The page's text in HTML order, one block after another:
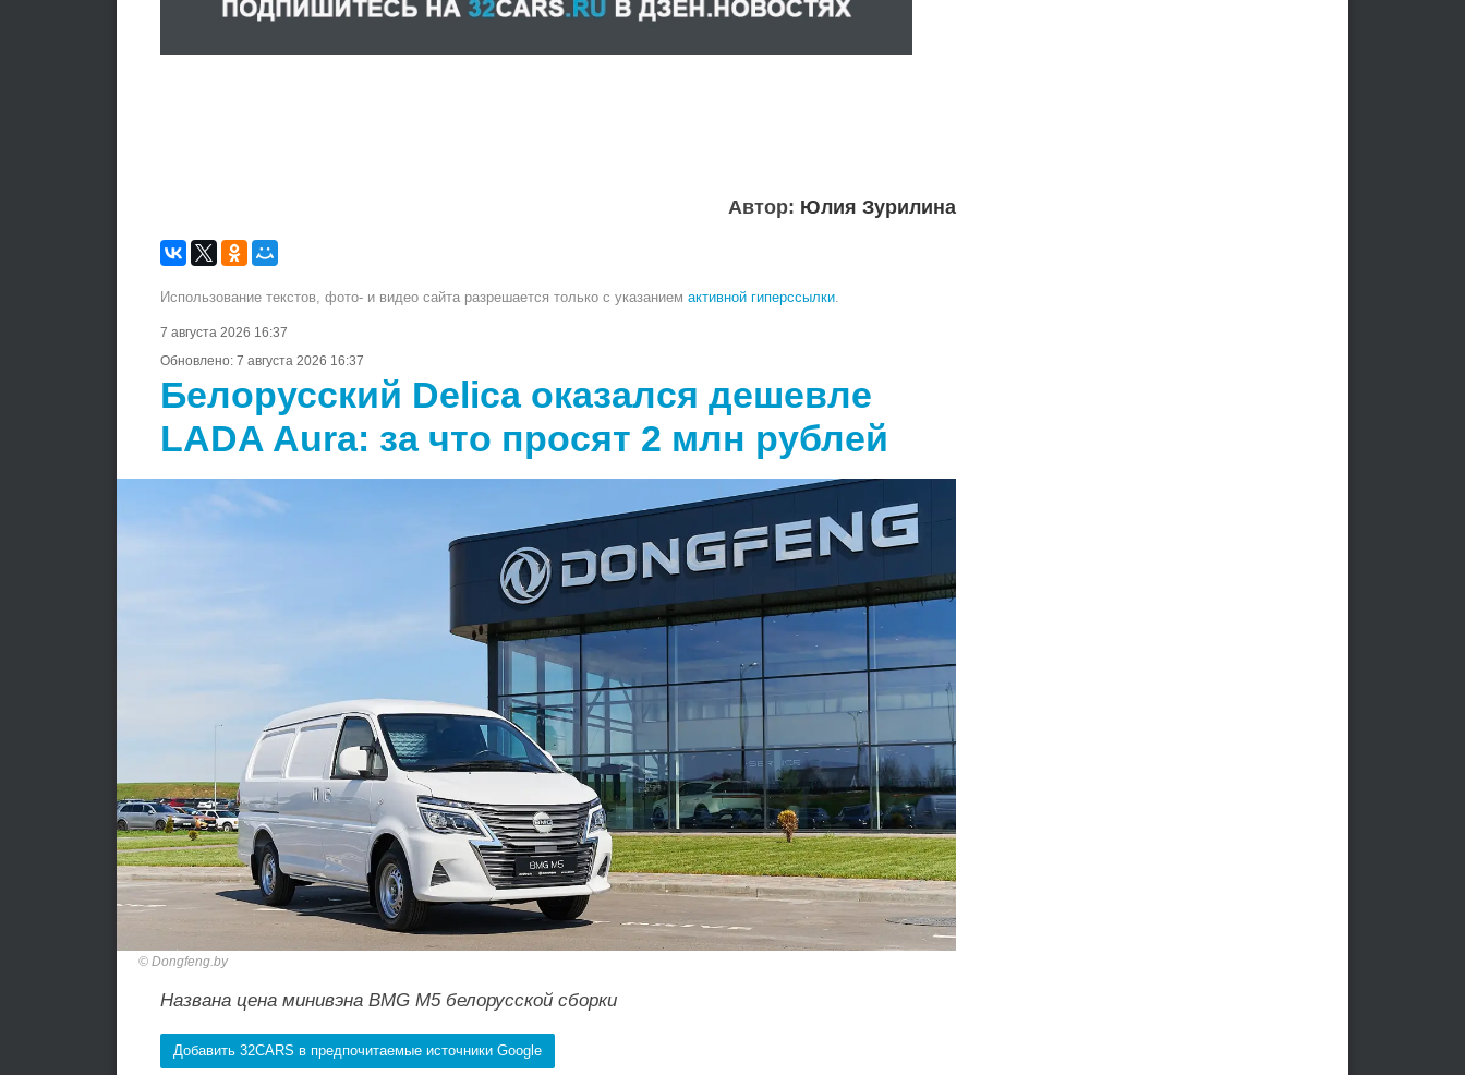
Автор: Юлия Зурилина
Использование текстов, фото- и видео сайта разрешается только с указанием активной гиперссылки.
7 августа 2026 16:37
Обновлено: 7 августа 2026 16:37
Белорусский Delica оказался дешевле
LADA Aura: за что просят 2 млн рублей
Dongfeng.by
Названа цена минивэна BMG M5 белорусской сборки
Добавить 32CARS в предпочитаемые источники Google